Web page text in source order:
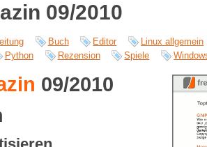
09/2010
Buch Editor
Linux allgemein
Python Rezension Spiele
09/2010